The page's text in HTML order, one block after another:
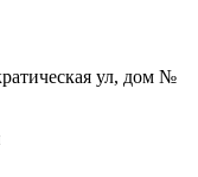
ул, дом №